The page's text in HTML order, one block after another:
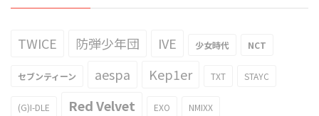
TWICE 防弾少年団 IVE 少女時代 NCT
セブンティーン aespa Kep1er TXT STAYC
(G)I-DLE Red Velvet EXO NMIXX